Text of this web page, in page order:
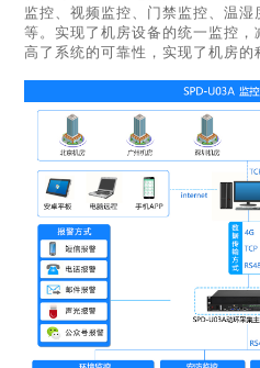
监控、视频监控、门禁监控、温
等。实现了机房设备的统一监控
高了系统的可靠性，实现了机房的